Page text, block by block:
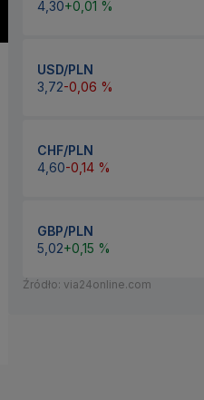
4,30+0,01 %
USD/PLN
3,72-0,06 %
CHF/PLN
4,60-0,14 %
GBP/PLN
5,02+0,15 %
Źródło: via24online.com